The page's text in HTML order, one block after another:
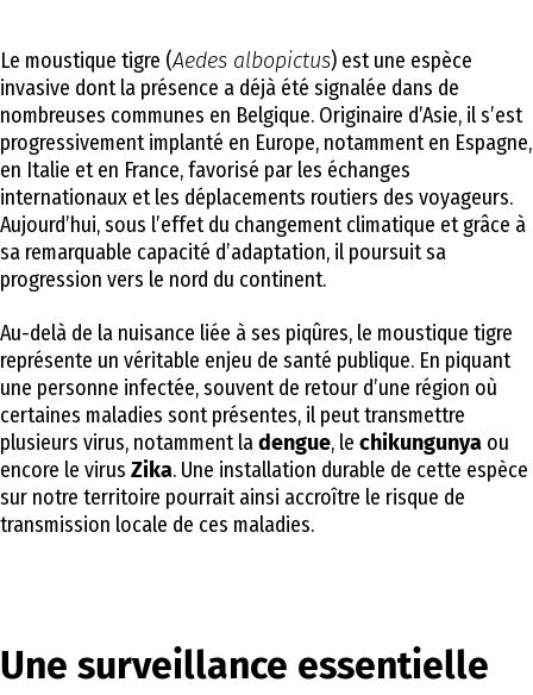
Le moustique tigre (Aedes albopictus) est une espèce
invasive dont la présence a déjà été signalée dans de
nombreuses communes en Belgique. Originaire d’Asie, il s’est
progressivement implanté en Europe, notamment en Espagne,
en Italie et en France, favorisé par les échanges
internationaux et les déplacements routiers des voyageurs.
Aujourd’hui, sous l’effet du changement climatique et grâce à
sa remarquable capacité d’adaptation, il poursuit sa
progression vers le nord du continent.
Au-delà de la nuisance liée à ses piqûres, le moustique tigre
représente un véritable enjeu de santé publique. En piquant
une personne infectée, souvent de retour d’une région où
certaines maladies sont présentes, il peut transmettre
plusieurs virus, notamment ladengue, le chikungunya ou
encore le virus Zika. Une installation durable de cette espèce
sur notre territoire pourrait ainsi accroître le risque de
transmission locale de ces maladies.
Une surveillance essentielle